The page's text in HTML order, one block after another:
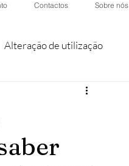
Contactos Sobre nós
Alteração de utilização
Condomínios
Hotéis